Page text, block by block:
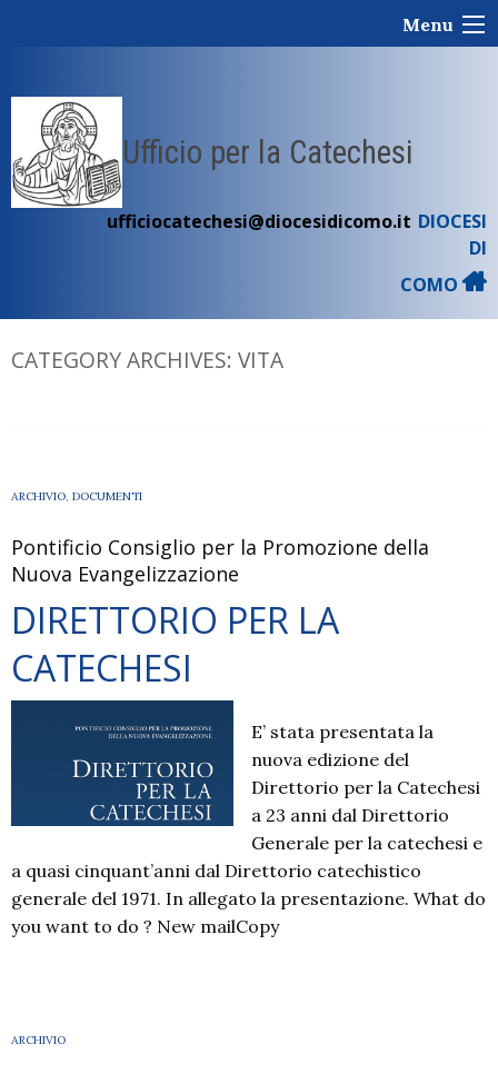
Menu
Ufficio per la Catechesi
ufficiocatechesi@diocesidicomo.it DIOCESI
DI
COMO
CATEGORY ARCHIVES: VITA
ARCHIVIO, DOCUMENTI
Pontificio Consiglio per la Promozione della
Nuova Evangelizzazione
DIRETTORIO PER LA
CATECHESI
E’ stata presentata la
nuova edizione del
Direttorio per la Catechesi
a 23 anni dal Direttorio
Generale per la catechesi e
a quasi cinquant’anni dal Direttorio catechistico
generale del 1971. In allegato la presentazione. What do
you want to do ? New mailCopy
ARCHIVIO